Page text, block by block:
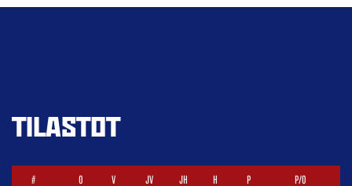
TILASTOT
# O V JV JH H P P/O